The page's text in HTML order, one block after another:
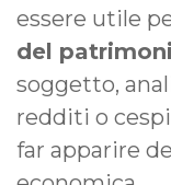
essere utile
del
soggetto,
redditi o
far apparire